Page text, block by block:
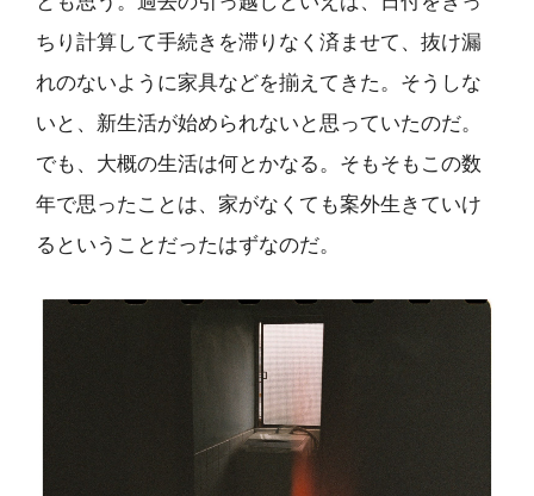
ちり計算して手続きを滞りなく済ませて、抜け漏
れのないように家具などを揃えてきた。そうしな
いと、新生活が始められないと思っていたのだ。
でも、大概の生活は何とかなる。そもそもこの数
年で思ったことは、家がなくても案外生きていけ
るということだったはずなのだ。